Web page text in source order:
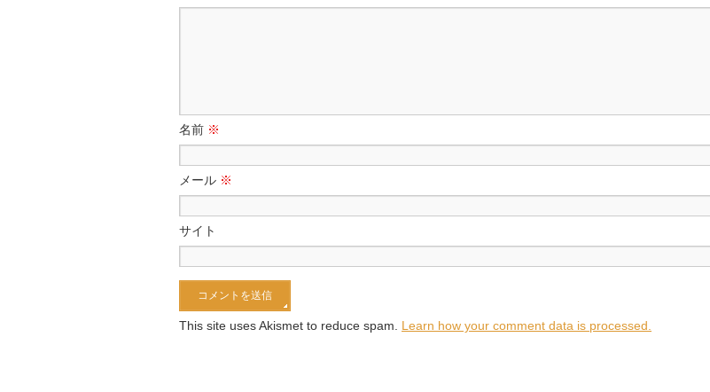
名前 ※
メール ※
サイト
This site uses Akismet to reduce spam. Learn how your comment data is processed.